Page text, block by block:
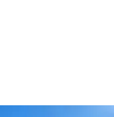
de 5, 42